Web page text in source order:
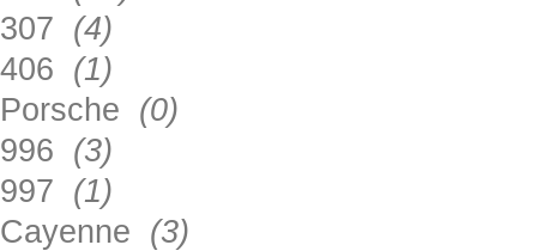
307 (4)
406 (1)
Porsche (0)
996 (3)
997 (1)
Cayenne (3)